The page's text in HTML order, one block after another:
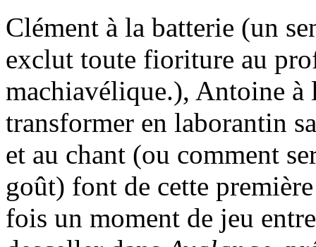
Clément à la batterie (un
exclut toute fioriture au
machiavélique.), Antoine à
transformer en laborantin
et au chant (ou comment
goût) font de cette
fois un moment de jeu